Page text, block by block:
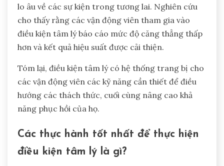
lo âu về các sự kiện trong tương lai. Nghiên cứu
cho thấy rằng các vận động viên tham gia vào
điều kiện tâm lý báo cáo mức độ căng thẳng thấp
hơn và kết quả hiệu suất được cải thiện.
Tóm lại, điều kiện tâm lý có hệ thống trang bị cho
các vận động viên các kỹ năng cần thiết để điều
hướng các thách thức, cuối cùng nâng cao khả
năng phục hồi của họ.
Các thực hành tốt nhất để thực hiện
điều kiện tâm lý là gì?